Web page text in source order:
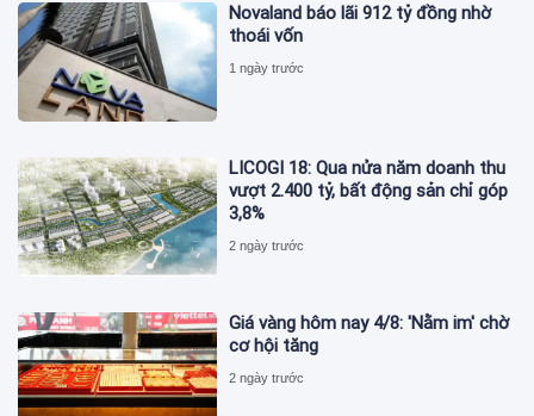
Novaland báo lãi 912 tỷ đồng nhờ
thoái vốn
1 ngày trước
LICOGI 18: Qua nửa năm doanh thu
vượt 2.400 tỷ, bất động sản chỉ góp
3,8%
2 ngày trước
Giá vàng hôm nay 4/8: 'Nằm im' chờ
cơ hội tăng
2 ngày trước